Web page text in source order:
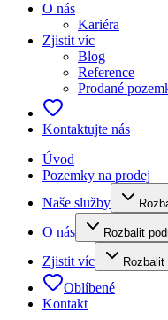
O nás
Kariéra
Zjistit víc
Blog
Reference
Prodané
Kontaktujte nás
Úvod
Pozemky na prodej
Naše služby
O nás Rozbalit
Zjistit víc
Oblíbené
Kontakt